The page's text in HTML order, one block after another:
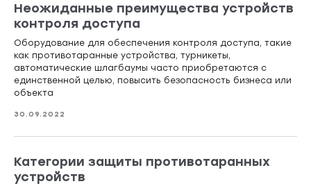
Неожиданные преимущества устройств
контроля доступа
Оборудование для обеспечения контроля доступа, такие
как противотаранные устройства, турникеты,
автоматические шлагбаумы часто приобретаются с
единственной целью, повысить безопасность бизнеса или
объекта
30.09.2022
Категории защиты противотаранных
устройств